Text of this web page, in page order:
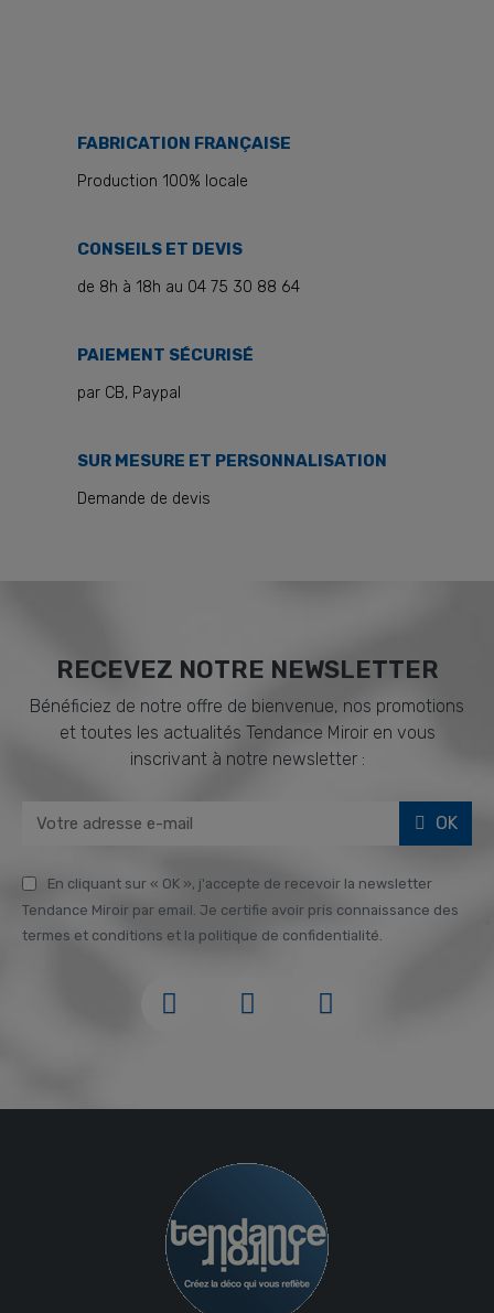
FABRICATION FRANÇAISE
Production 100% locale
CONSEILS ET DEVIS
de 8h à 18h au 04 75 30 88 64
PAIEMENT SÉCURISÉ
par CB, Paypal
SUR MESURE ET PERSONNALISATION
Demande de devis
RECEVEZ NOTRE NEWSLETTER
Bénéficiez de notre offre de bienvenue, nos promotions
et toutes les actualités Tendance Miroir en vous
inscrivant à notre newsletter :
OK
En cliquant sur « OK », j'accepte de recevoir la newsletter
Tendance Miroir par email. Je certifie avoir pris connaissance des
termes et conditions et la politique de confidentialité.